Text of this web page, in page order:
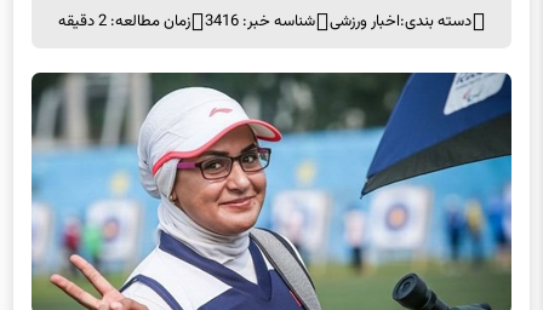
دسته بندی:اخبار ورزشی شناسه خبر: 3416 زمان مطالعه: 2 دقیقه